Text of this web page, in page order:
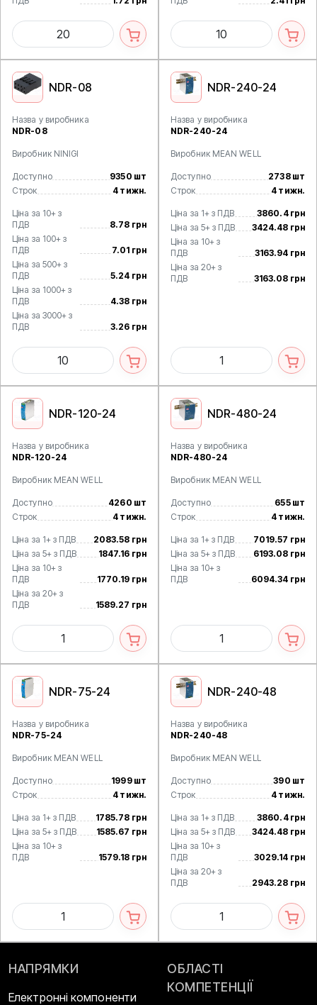
NDR-08
Назва у виробника
NDR-08
Виробник NINIGI
Доступно
9350 шт
Строк
4 тижн.
Ціна за 10+ з
ПДВ
8.78 грн
Ціна за 100+ з
ПДВ
7.01 грн
Ціна за 500+ з
ПДВ
5.24 грн
Ціна за 1000+ з
ПДВ
4.38 грн
Ціна за 3000+ з
ПДВ
3.26 грн
NDR-240-24
Назва у виробника
NDR-240-24
Виробник MEAN WELL
Доступно
2738 шт
Строк
4 тижн.
Ціна за 1+ з ПДВ
3860.4 грн
Ціна за 5+ з ПДВ
3424.48 грн
Ціна за 10+ з
ПДВ
3163.94 грн
Ціна за 20+ з
ПДВ
3163.08 грн
NDR-120-24
Назва у виробника
NDR-120-24
Виробник MEAN WELL
Доступно
4260 шт
Строк
4 тижн.
Ціна за 1+ з ПДВ
2083.58 грн
Ціна за 5+ з ПДВ
1847.16 грн
Ціна за 10+ з
ПДВ
1770.19 грн
Ціна за 20+ з
ПДВ
1589.27 грн
NDR-480-24
Назва у виробника
NDR-480-24
Виробник MEAN WELL
Доступно
655 шт
Строк
4 тижн.
Ціна за 1+ з ПДВ
7019.57 грн
Ціна за 5+ з ПДВ
6193.08 грн
Ціна за 10+ з
ПДВ
6094.34 грн
NDR-75-24
Назва у виробника
NDR-75-24
Виробник MEAN WELL
Доступно
1999 шт
Строк
4 тижн.
Ціна за 1+ з ПДВ
1785.78 грн
Ціна за 5+ з ПДВ
1585.67 грн
Ціна за 10+ з
ПДВ
1579.18 грн
NDR-240-48
Назва у виробника
NDR-240-48
Виробник MEAN WELL
Доступно
390 шт
Строк
4 тижн.
Ціна за 1+ з ПДВ
3860.4 грн
Ціна за 5+ з ПДВ
3424.48 грн
Ціна за 10+ з
ПДВ
3029.14 грн
Ціна за 20+ з
ПДВ
2943.28 грн
НАПРЯМКИ
Електронні компоненти
ОБЛАСТІ
КОМПЕТЕНЦІЇ